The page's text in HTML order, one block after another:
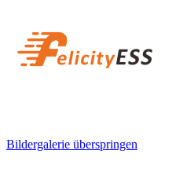
Bildergalerie überspringen